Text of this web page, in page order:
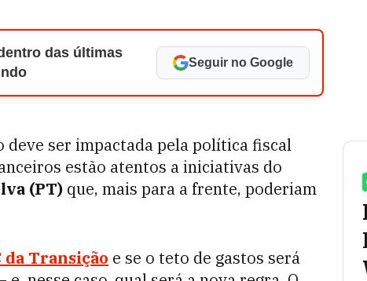
das últimas
Seguir no Google
ser impactada pela política fiscal
estão atentos a iniciativas do
(PT) que, mais para a frente, poderiam
da Transição e se o teto de gastos será